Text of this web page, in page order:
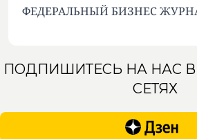
ФЕДЕРАЛЬНЫЙ БИЗНЕС
ПОДПИШИТЕСЬ НА НАС
СЕТЯХ